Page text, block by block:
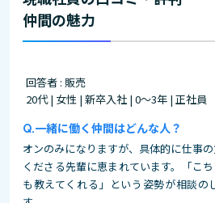
仲間の魅力
回答者 : 販売
20代 | 女性 | 新卒入社 | 0～3年 | 正社員
一緒に働く仲間はどんな人？
オンのみになりますが、具体的に仕事
くださる先輩に恵まれています。「こ
も教えてくれる」という姿勢が相談の